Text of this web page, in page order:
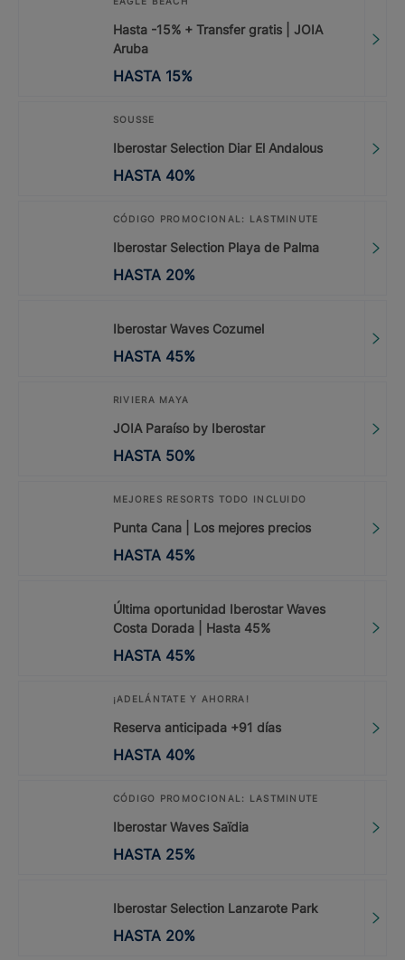
Hasta -15% + Transfer gratis | JOIA
Aruba
HASTA 15%
SOUSSE
Iberostar Selection Diar El Andalous
HASTA 40%
CÓDIGO PROMOCIONAL: LASTMINUTE
Iberostar Selection Playa de Palma
HASTA 20%
Iberostar Waves Cozumel
HASTA 45%
RIVIERA MAYA
JOIA Paraíso by Iberostar
HASTA 50%
MEJORES RESORTS TODO INCLUIDO
Punta Cana | Los mejores precios
HASTA 45%
Última oportunidad Iberostar Waves
Costa Dorada | Hasta 45%
HASTA 45%
¡ADELÁNTATE Y AHORRA!
Reserva anticipada +91 días
HASTA 40%
CÓDIGO PROMOCIONAL: LASTMINUTE
Iberostar Waves Saïdia
HASTA 25%
Iberostar Selection Lanzarote Park
HASTA 20%